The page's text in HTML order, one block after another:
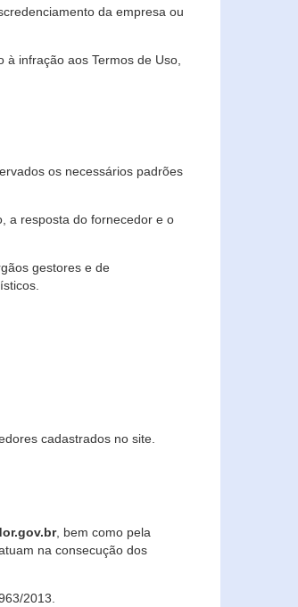
da empresa ou
infração aos Termos de Uso,
os necessários padrões
a resposta do fornecedor e o
gestores e de
cadastrados no site.
, bem como pela
na consecução dos
2013.